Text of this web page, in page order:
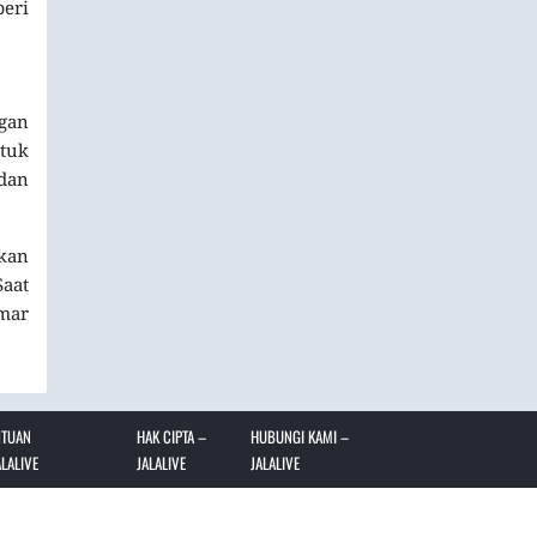
HAK CIPTA –
JALALIVE
HUBUNGI KAMI –
JALALIVE